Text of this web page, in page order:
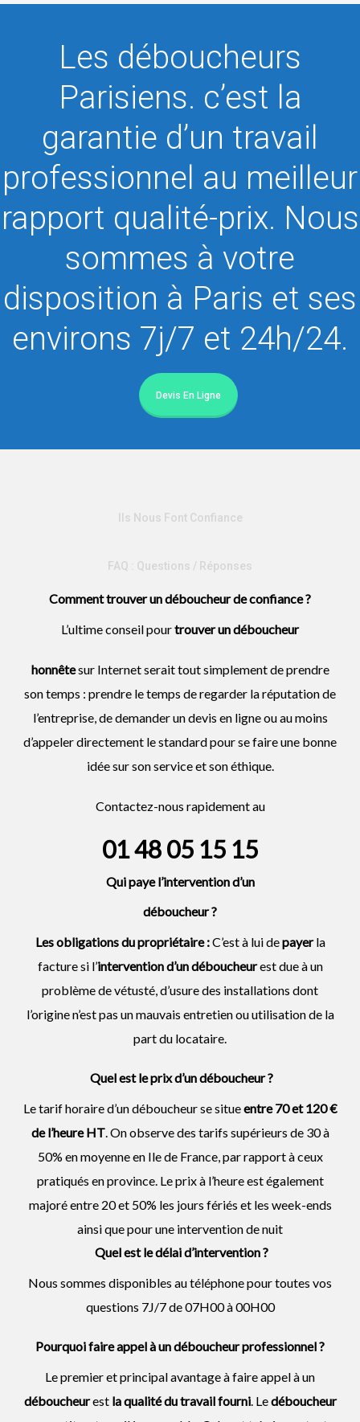
Les déboucheurs
Parisiens. c’est la
garantie d’un travail
professionnel au meilleur
rapport qualité-prix. Nous
sommes à votre
disposition à Paris et ses
environs 7j/7 et 24h/24.
Devis En Ligne
Ils Nous Font Confiance
FAQ : Questions / Réponses
Comment trouver un déboucheur de confiance ?
L’ultime conseil pourtrouver undéboucheur
honnêtesur Internet serait tout simplement de prendre
son temps : prendre le temps de regarder la réputation de
l’entreprise, de demander un devis en ligne ou au moins
d’appeler directement le standard pour se faire une bonne
idée sur son service et son éthique.
Contactez-nous rapidement au
01 48 05 15 15
Qui paye l’intervention d’un
déboucheur?
Les obligations du propriétaire :C’est à lui depayerla
facture si l’intervention d’undéboucheurest due à un
problème de vétusté, d’usure des installations dont
l’origine n’est pas un mauvais entretien ou utilisation de la
part du locataire.
Quel est le prix d’un déboucheur ?
Le tarif horaire d’un déboucheur se situeentre 70 et 120 €
de l’heure HT. On observe des tarifs supérieurs de 30 à
50% en moyenne en Ile de France, par rapport à ceux
pratiqués en province. Le prix à l’heure est également
majoré entre 20 et 50% les jours fériés et les week-ends
ainsi que pour une intervention de nuit
Quel est le délai d’intervention ?
Nous sommes disponibles au téléphone pour toutes vos
questions 7J/7 de 07H00 à 00H00
Pourquoi faire appel à un déboucheur professionnel ?
Le premier et principal avantage à faire appel à un
déboucheurest la qualité du travail fourni. Ledéboucheur